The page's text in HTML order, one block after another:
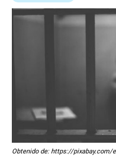
Obtenido de: https://pixabay.com/